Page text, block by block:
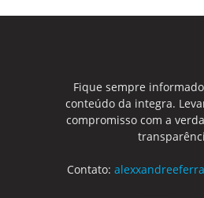
Fique sempre
conteúdo da integra.
compromisso com a
Contato: